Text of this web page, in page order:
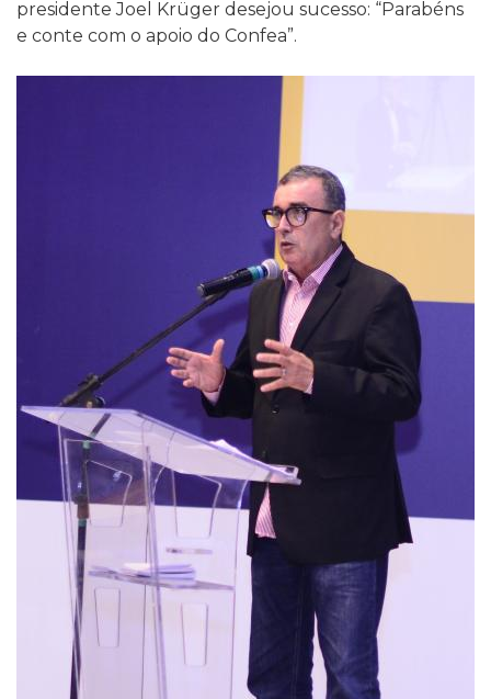
presidente Joel Krüger desejou sucesso: “Parabéns
e conte com o apoio do Confea”.